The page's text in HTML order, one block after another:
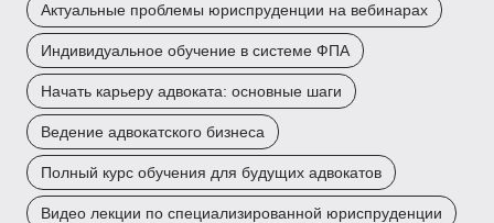
Актуальные проблемы юриспруденции на вебинарах
Индивидуальное обучение в системе ФПА
Начать карьеру адвоката: основные шаги
Ведение адвокатского бизнеса
Полный курс обучения для будущих адвокатов
Видео лекции по специализированной юриспруденции